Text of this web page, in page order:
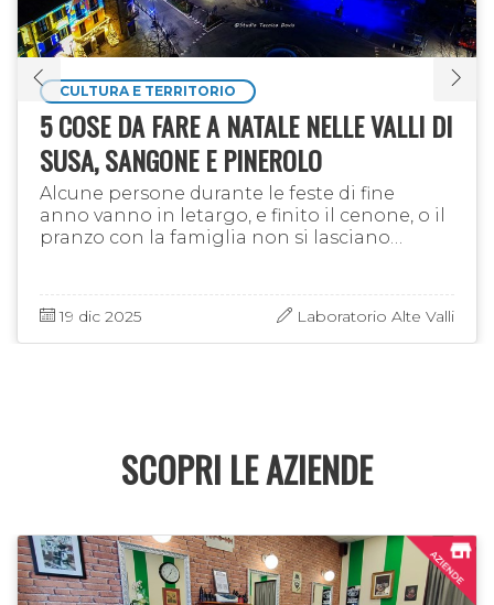
CULTURA E TERRITORIO
5 COSE DA FARE A NATALE NELLE VALLI DI
SUSA, SANGONE E PINEROLO
Alcune persone durante le feste di fine
anno vanno in letargo, e finito il cenone, o il
pranzo con la famiglia non si lasciano
19 dic 2025 Laboratorio Alte Valli
SCOPRI LE AZIENDE